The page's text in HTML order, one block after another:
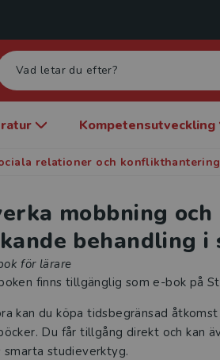
Kompetensutveckling
relationer och konflikthantering
mobbning och
behandling i
för lärare
finns tillgänglig som e-bok på
kan du köpa tidsbegränsad
Du får tillgång direkt och kan
smarta studieverktyg.